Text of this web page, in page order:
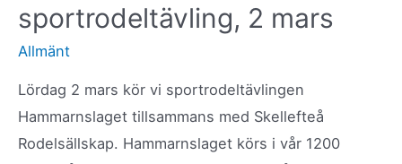
2024
sportrodeltävling, 2 mars
Allmänt
Lördag 2 mars kör vi sportrodeltävlingen
Hammarnslaget tillsammans med Skellefteå
Rodelsällskap. Hammarnslaget körs i vår 1200